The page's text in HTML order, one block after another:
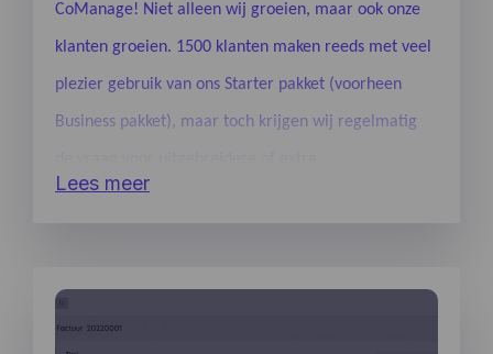
CoManage! Niet alleen wij groeien, maar ook onze
klanten groeien. 1500 klanten maken reeds met veel
plezier gebruik van ons Starter pakket (voorheen
Business pakket), maar toch krijgen wij regelmatig
functionaliteiten.
Lees meer